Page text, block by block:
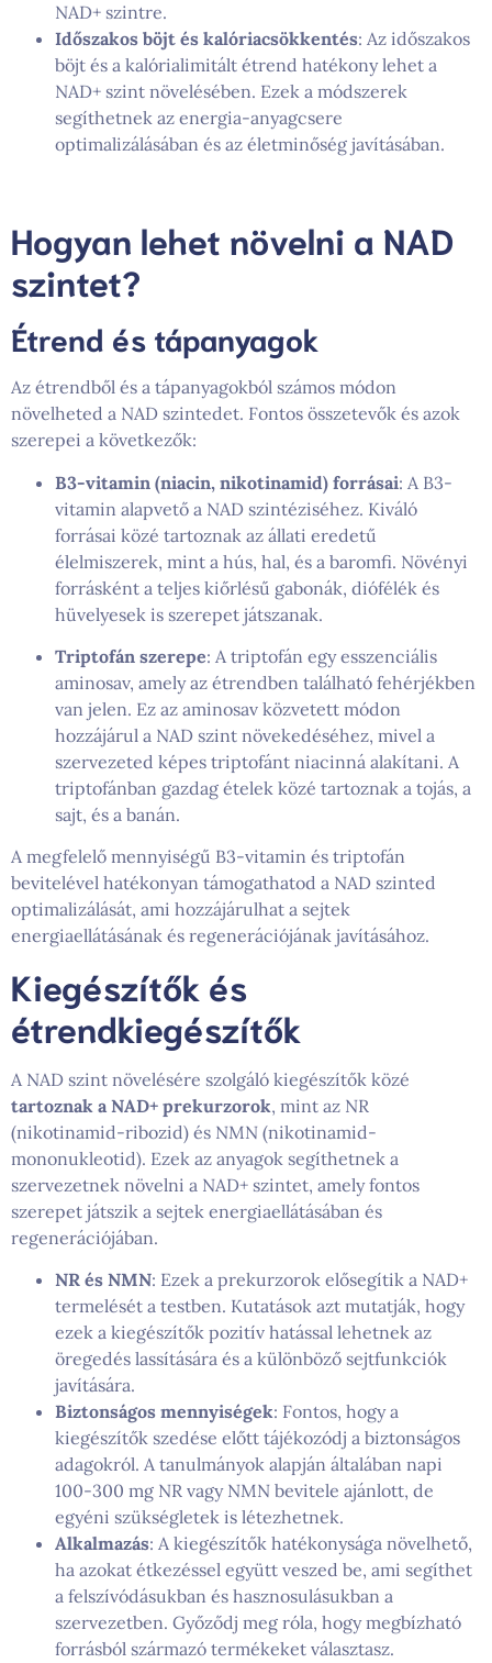
NAD+ szintre.
Időszakos böjt és kalóriacsökkentés: Az időszakos
böjt és a kalórialimitált étrend hatékony lehet a
NAD+ szint növelésében. Ezek a módszerek
segíthetnek az energia-anyagcsere
optimalizálásában és az életminőség javításában.
Hogyan lehet növelni a NAD
szintet?
Étrend és tápanyagok
Az étrendből és a tápanyagokból számos módon
növelheted a NAD szintedet. Fontos összetevők és azok
szerepei a következők:
B3-vitamin (niacin, nikotinamid) forrásai: A B3-
vitamin alapvető a NAD szintéziséhez. Kiváló
forrásai közé tartoznak az állati eredetű
élelmiszerek, mint a hús, hal, és a baromfi. Növényi
forrásként a teljes kiőrlésű gabonák, diófélék és
hüvelyesek is szerepet játszanak.
Triptofán szerepe: A triptofán egy esszenciális
aminosav, amely az étrendben található fehérjékben
van jelen. Ez az aminosav közvetett módon
hozzájárul a NAD szint növekedéséhez, mivel a
szervezeted képes triptofánt niacinná alakítani. A
triptofánban gazdag ételek közé tartoznak a tojás, a
sajt, és a banán.
A megfelelő mennyiségű B3-vitamin és triptofán
bevitelével hatékonyan támogathatod a NAD szinted
optimalizálását, ami hozzájárulhat a sejtek
energiaellátásának és regenerációjának javításához.
Kiegészítők és
étrendkiegészítők
A NAD szint növelésére szolgáló kiegészítők közé
tartoznak a NAD+ prekurzorok, mint az NR
(nikotinamid-ribozid) és NMN (nikotinamid-
mononukleotid). Ezek az anyagok segíthetnek a
szervezetnek növelni a NAD+ szintet, amely fontos
szerepet játszik a sejtek energiaellátásában és
regenerációjában.
NR és NMN: Ezek a prekurzorok elősegítik a NAD+
termelését a testben. Kutatások azt mutatják, hogy
ezek a kiegészítők pozitív hatással lehetnek az
öregedés lassítására és a különböző sejtfunkciók
javítására.
Biztonságos mennyiségek: Fontos, hogy a
kiegészítők szedése előtt tájékozódj a biztonságos
adagokról. A tanulmányok alapján általában napi
100-300 mg NR vagy NMN bevitele ajánlott, de
egyéni szükségletek is létezhetnek.
Alkalmazás: A kiegészítők hatékonysága növelhető,
ha azokat étkezéssel együtt veszed be, ami segíthet
a felszívódásukban és hasznosulásukban a
szervezetben. Győződj meg róla, hogy megbízható
forrásból származó termékeket választasz.